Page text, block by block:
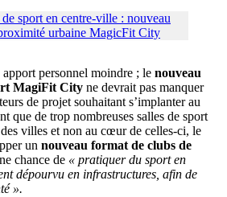
personnel moindre ; le nouveau
MagiFit City ne devrait pas manquer
de projet souhaitant s’implanter au
que de trop nombreuses salles de sport
villes et non au cœur de celles-ci, le
un nouveau format de clubs de
chance de « pratiquer du sport en
dépourvu en infrastructures, afin de
».